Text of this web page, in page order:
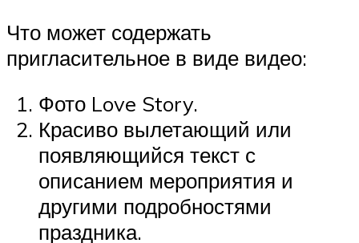
Что может содержать
пригласительное в виде видео:
Фото Love Story.
Красиво вылетающий или
появляющийся текст с
описанием мероприятия и
другими подробностями
праздника.